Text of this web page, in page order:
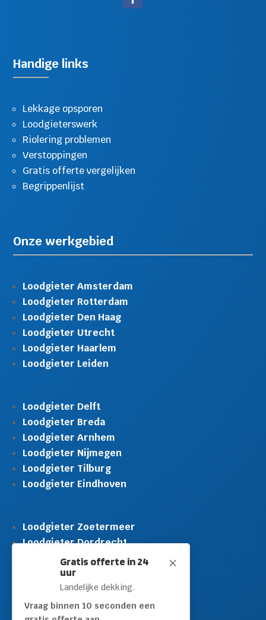
M
Gratis offerte in 24
uur
Landelijke dekking.
Vraag binnen 10 seconden een
Handige links
Lekkage opsporen
Loodgieterswerk
Riolering problemen
Verstoppingen
Gratis offerte vergelijken
Begrippenlijst
Onze werkgebied
Loodgieter Amsterdam
Loodgieter Rotterdam
Loodgieter Den Haag
Loodgieter Utrecht
Loodgieter Haarlem
Loodgieter Leiden
Loodgieter Delft
Loodgieter Breda
Loodgieter Arnhem
Loodgieter Nijmegen
Loodgieter Tilburg
Loodgieter Eindhoven
Loodgieter Zoetermeer
Loodgieter Dordrecht
Loodgieter Rijswijk
Loodgieter Schiedam
Loodgieter Leidschendam
Loodgieter Hilversum